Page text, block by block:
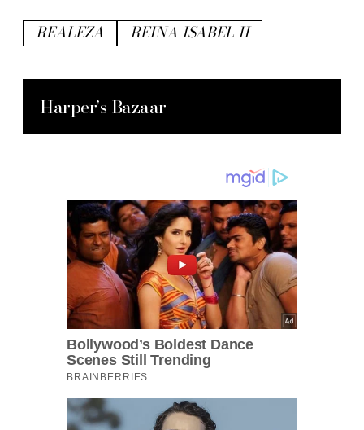
REALEZA REINA ISABEL II
Harper’s Bazaar